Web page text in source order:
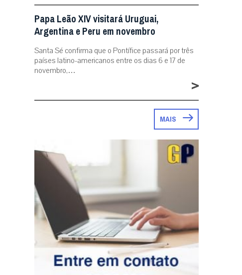
Papa Leão XIV visitará Uruguai,
Argentina e Peru em novembro
Santa Sé confirma que o Pontífice passará por três
países latino-americanos entre os dias 6 e 17 de
novembro,…
>
MAIS